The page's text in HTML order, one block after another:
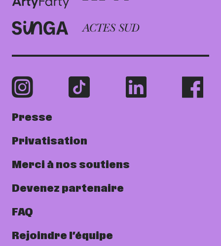
Presse
Privatisation
Merci à nos soutiens
Devenez partenaire
FAQ
Rejoindre l’équipe